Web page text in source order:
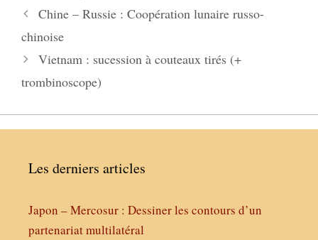
Chine – Russie : Coopération lunaire russo-
chinoise
Vietnam : sucession à couteaux tirés (+
trombinoscope)
Les derniers articles
Japon – Mercosur : Dessiner les contours d’un
partenariat multilatéral